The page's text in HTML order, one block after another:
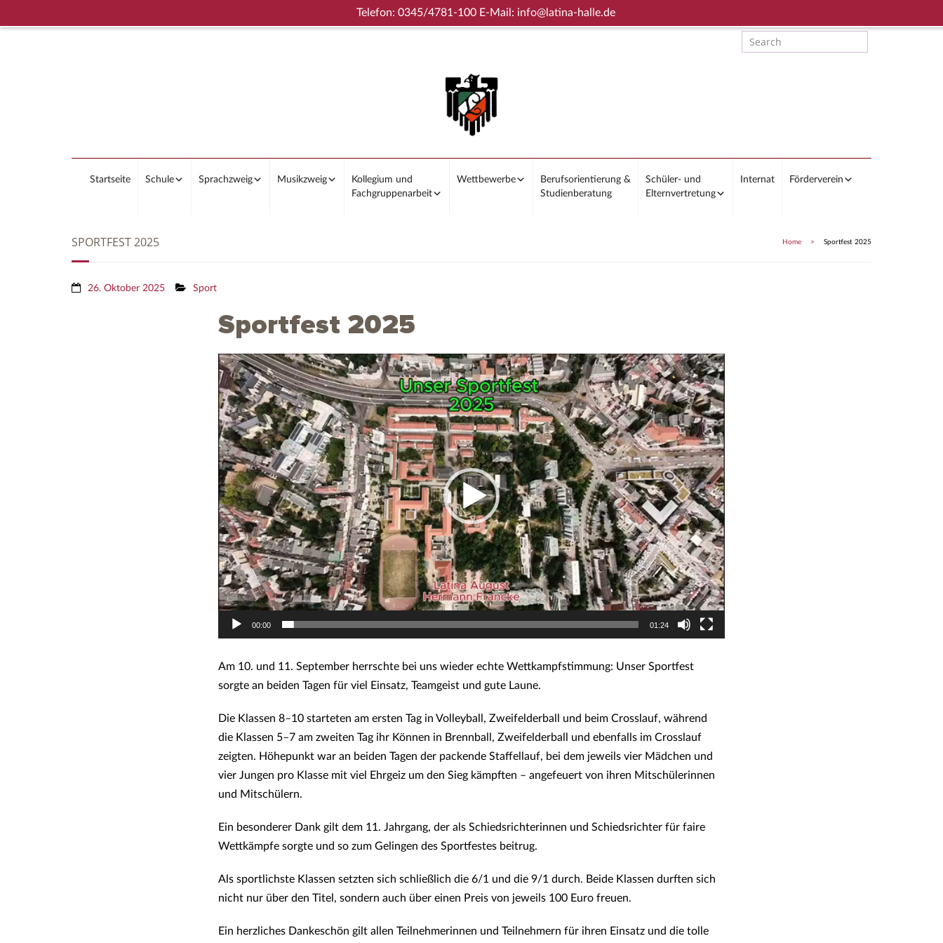
Telefon: 0345/4781-100 E-Mail: info@latina-halle.de
Startseite Schule Sprachzweig Musikzweig
Kollegium und
Fachgruppenarbeit
Wettbewerbe
Berufsorientierung &
Studienberatung
Schüler- und
Elternvertretung
Internat Förderverein
SPORTFEST 2025 Home > Sportfest 2025
26. Oktober 2025 Sport
Sportfest 2025
Video-
Player
00:00 01:24
Am 10. und 11. September herrschte bei uns wieder echte Wettkampfstimmung: Unser Sportfest
sorgte an beiden Tagen für viel Einsatz, Teamgeist und gute Laune.
Die Klassen 8–10 starteten am ersten Tag in Volleyball, Zweifelderball und beim Crosslauf, während
die Klassen 5–7 am zweiten Tag ihr Können in Brennball, Zweifelderball und ebenfalls im Crosslauf
zeigten. Höhepunkt war an beiden Tagen der packende Staffellauf, bei dem jeweils vier Mädchen und
vier Jungen pro Klasse mit viel Ehrgeiz um den Sieg kämpften – angefeuert von ihren Mitschülerinnen
und Mitschülern.
Ein besonderer Dank gilt dem 11. Jahrgang, der als Schiedsrichterinnen und Schiedsrichter für faire
Wettkämpfe sorgte und so zum Gelingen des Sportfestes beitrug.
Als sportlichste Klassen setzten sich schließlich die 6/1 und die 9/1 durch. Beide Klassen durften sich
nicht nur über den Titel, sondern auch über einen Preis von jeweils 100 Euro freuen.
Ein herzliches Dankeschön gilt allen Teilnehmerinnen und Teilnehmern für ihren Einsatz und die tolle